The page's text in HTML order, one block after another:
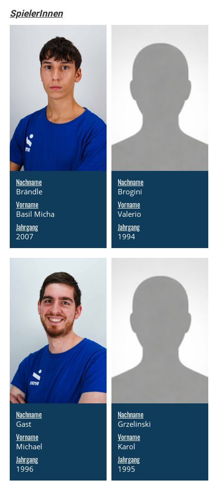
SpielerInnen
Nachname
Brändle
Vorname
Basil Micha
Jahrgang
2007
Nachname
Brogini
Vorname
Valerio
Jahrgang
1994
Nachname
Gast
Vorname
Michael
Jahrgang
1996
Nachname
Grzelinski
Vorname
Karol
Jahrgang
1995